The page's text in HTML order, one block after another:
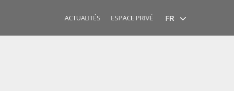
ACTUALITÉS ESPACE PRIVÉ
Select